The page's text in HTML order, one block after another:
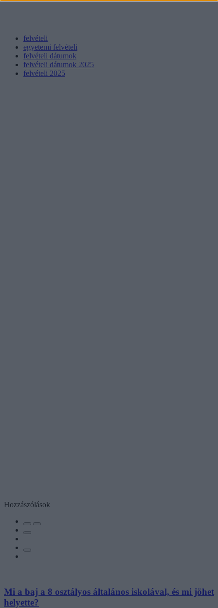
felvételi
egyetemi felvételi
felvételi dátumok
felvételi dátumok 2025
felvételi 2025
Hozzászólások
Mi a baj a 8 osztályos általános iskolával, és mi jöhet
helyette?